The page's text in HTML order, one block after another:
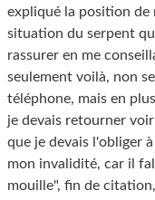
expliqué la position de
situation du serpent
rassurer en me
seulement voilà, non
téléphone, mais en
je devais retourner
que je devais l'obliger
mon invalidité, car il
mouille", fin de